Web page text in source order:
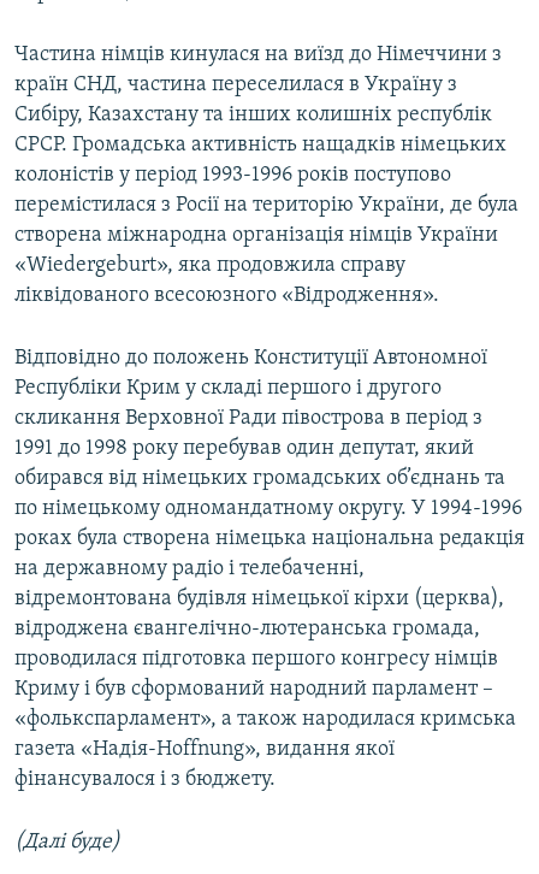
Частина німців кинулася на виїзд до Німеччини з
країн СНД, частина переселилася в Україну з
Сибіру, Казахстану та інших колишніх республік
СРСР. Громадська активність нащадків німецьких
колоністів у період 1993-1996 років поступово
перемістилася з Росії на територію України, де була
створена міжнародна організація німців України
«Wiedergeburt», яка продовжила справу
ліквідованого всесоюзного «Відродження».
Відповідно до положень Конституції Автономної
Республіки Крим у складі першого і другого
скликання Верховної Ради півострова в період з
1991 до 1998 року перебував один депутат, який
обирався від німецьких громадських об’єднань та
по німецькому одномандатному округу. У 1994-1996
роках була створена німецька національна редакція
на державному радіо і телебаченні,
відремонтована будівля німецької кірхи (церква),
відроджена євангелічно-лютеранська громада,
проводилася підготовка першого конгресу німців
Криму і був сформований народний парламент –
«фолькспарламент», а також народилася кримська
газета «Надія-Hoffnung», видання якої
фінансувалося і з бюджету.
(Далі буде)